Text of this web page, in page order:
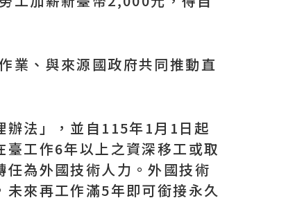
業、與來源國政府共同推動直
辦法」，並自115年1月1日起
工作6年以上之資深移工或取
為外國技術人力。外國技術
來再工作滿5年即可銜接永久